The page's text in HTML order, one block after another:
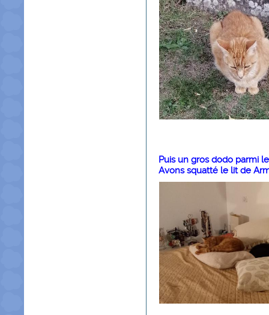
Puis un gros dodo parmi
Avons squatté le lit de